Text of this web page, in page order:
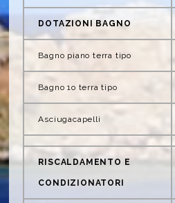
DOTAZIONI BAGNO
Bagno piano terra tipo
Bagno 1o terra tipo
Asciugacapelli
RISCALDAMENTO E
CONDIZIONATORI